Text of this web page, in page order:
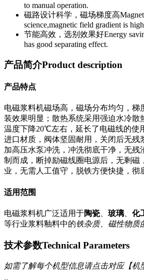
to manual operation.
磁路设计科学，磁场梯度高
science,magnetic field gradient is
节能高效，选别效果好Energy
has good separating effect.
产品简介Product description
产品特点
电磁浆料机磁场高，磁场分布均匀，梯
装效果明显；散热系统采用强迫水冷散
温度下降20℃左右，延长了电磁线的使
进口材质，阀体坚固耐用，关闭后无残
加高压水泵冲洗，冲洗彻底干净，无残
制而成，断掉励磁线圈电源后，无剩磁
业，无需人工值守，脱铁方便快捷，彻
适用范围
电磁浆料机广泛适用于陶瓷 玻璃 化
等行业浆料釉料中的铁杂质、磁性物质
技术参数Technical Parameters
如需了解每个机型信息请点击对应【机